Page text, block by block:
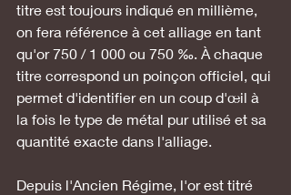
titre est toujours indiqué en millième,
on fera référence à cet alliage en tant
qu'or 750 / 1 000 ou 750 ‰. À chaque
titre correspond un poinçon officiel, qui
permet d'identifier en un coup d'œil à
la fois le type de métal pur utilisé et sa
quantité exacte dans l'alliage.
Depuis l'Ancien Régime, l'or est titré